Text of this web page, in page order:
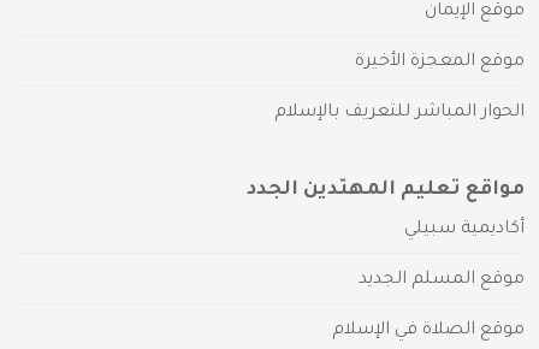
موقع الإيمان
موقع المعجزة الأخيرة
الحوار المباشر للتعريف بالإسلام
مواقع تعليم المهتدين الجدد
أكاديمية سبيلي
موقع المسلم الجديد
موقع الصلاة في الإسلام